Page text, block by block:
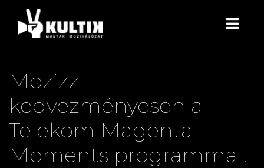
Mozizz
kedvezményesen a
Telekom Magenta
Moments programmal!